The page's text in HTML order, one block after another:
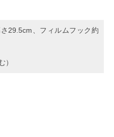
29.5cm、フィルムフック約
）